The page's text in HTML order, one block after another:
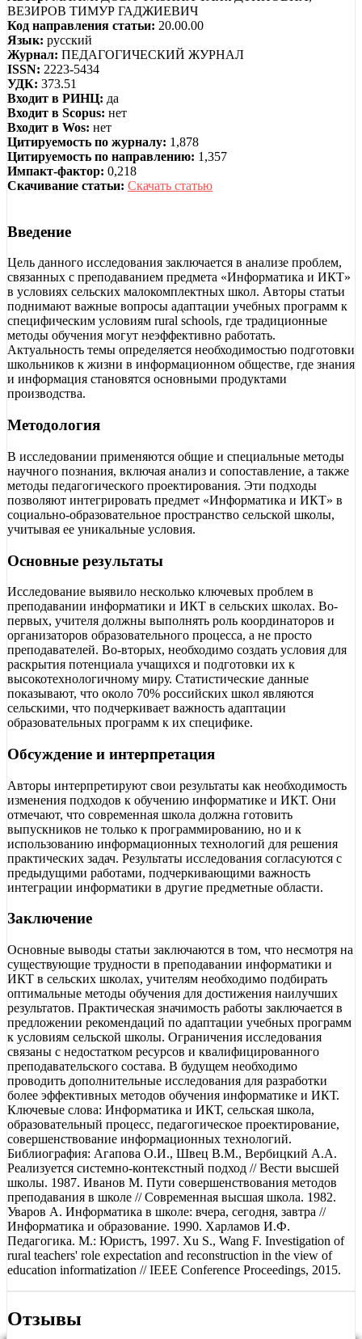
ВЕЗИРОВ ТИМУР ГАДЖИЕВИЧ
Код направления статьи: 20.00.00
Язык: русский
Журнал: ПЕДАГОГИЧЕСКИЙ ЖУРНАЛ
ISSN: 2223-5434
УДК: 373.51
Входит в РИНЦ: да
Входит в Scopus: нет
Входит в Wos: нет
Цитируемость по журналу: 1,878
Цитируемость по направлению: 1,357
Импакт-фактор: 0,218
Скачивание статьи: Скачать статью
Введение
Цель данного исследования заключается в анализе проблем,
связанных с преподаванием предмета «Информатика и ИКТ»
в условиях сельских малокомплектных школ. Авторы статьи
поднимают важные вопросы адаптации учебных программ к
специфическим условиям rural schools, где традиционные
методы обучения могут неэффективно работать.
Актуальность темы определяется необходимостью подготовки
школьников к жизни в информационном обществе, где знания
и информация становятся основными продуктами
производства.
Методология
В исследовании применяются общие и специальные методы
научного познания, включая анализ и сопоставление, а также
методы педагогического проектирования. Эти подходы
позволяют интегрировать предмет «Информатика и ИКТ» в
социально-образовательное пространство сельской школы,
учитывая ее уникальные условия.
Основные результаты
Исследование выявило несколько ключевых проблем в
преподавании информатики и ИКТ в сельских школах. Во-
первых, учителя должны выполнять роль координаторов и
организаторов образовательного процесса, а не просто
преподавателей. Во-вторых, необходимо создать условия для
раскрытия потенциала учащихся и подготовки их к
высокотехнологичному миру. Статистические данные
показывают, что около 70% российских школ являются
сельскими, что подчеркивает важность адаптации
образовательных программ к их специфике.
Обсуждение и интерпретация
Авторы интерпретируют свои результаты как необходимость
изменения подходов к обучению информатике и ИКТ. Они
отмечают, что современная школа должна готовить
выпускников не только к программированию, но и к
использованию информационных технологий для решения
практических задач. Результаты исследования согласуются с
предыдущими работами, подчеркивающими важность
интеграции информатики в другие предметные области.
Заключение
Основные выводы статьи заключаются в том, что несмотря на
существующие трудности в преподавании информатики и
ИКТ в сельских школах, учителям необходимо подбирать
оптимальные методы обучения для достижения наилучших
результатов. Практическая значимость работы заключается в
предложении рекомендаций по адаптации учебных программ
к условиям сельской школы. Ограничения исследования
связаны с недостатком ресурсов и квалифицированного
преподавательского состава. В будущем необходимо
проводить дополнительные исследования для разработки
более эффективных методов обучения информатике и ИКТ.
Ключевые слова: Информатика и ИКТ, сельская школа,
образовательный процесс, педагогическое проектирование,
совершенствование информационных технологий.
Библиография: Агапова О.И., Швец В.М., Вербицкий А.А.
Реализуется системно-контекстный подход // Вести высшей
школы. 1987. Иванов М. Пути совершенствования методов
преподавания в школе // Современная высшая школа. 1982.
Уваров А. Информатика в школе: вчера, сегодня, завтра //
Информатика и образование. 1990. Харламов И.Ф.
Педагогика. М.: Юристъ, 1997. Xu S., Wang F. Investigation of
rural teachers' role expectation and reconstruction in the view of
education informatization // IEEE Conference Proceedings, 2015.
Отзывы